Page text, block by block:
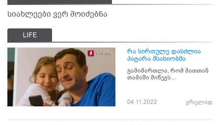
სიახლეები ვერ მოიძებნა
LIFE
რა სირთულე დასძლია
პატარა მსახიობმა
გამიმართლა, რომ მათთან
თამაში მიწევს...
04.11.2022 ვრცლად